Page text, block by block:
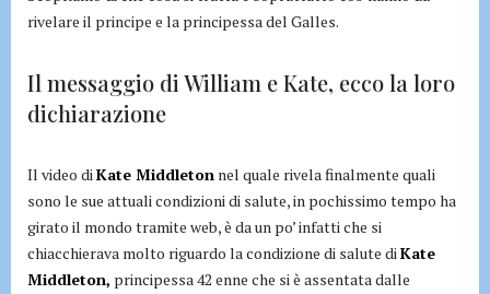
rivelare il principe e la principessa del Galles.
Il messaggio di William e Kate, ecco la loro
dichiarazione
Il video diKate Middleton nel quale rivela finalmente quali
sono le sue attuali condizioni di salute, in pochissimo tempo ha
girato il mondo tramite web, è da un po’ infatti che si
chiacchierava molto riguardo la condizione di salute diKate
Middleton, principessa 42 enne che si è assentata dalle